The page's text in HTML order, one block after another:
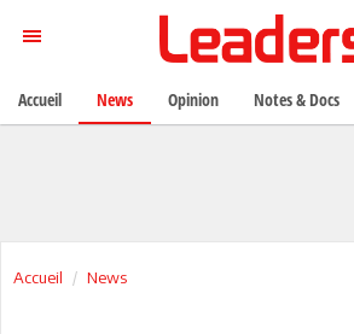
Accueil News
Accueil News Opinion Notes & Docs